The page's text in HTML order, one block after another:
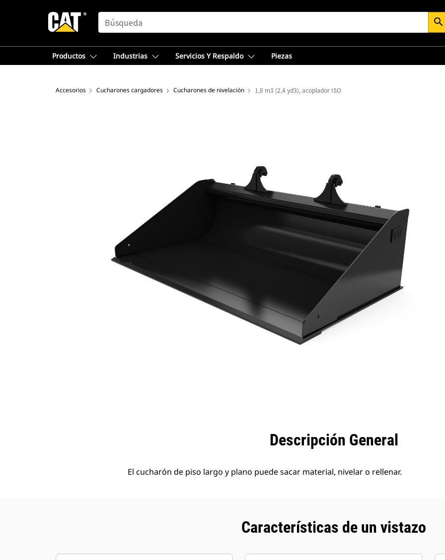
SEARCH search
Productos Industrias Servicios Y Respaldo Piezas
Accesorios Cucharones cargadores Cucharones de nivelación 1,8 m3 (2,4 yd3), acoplador ISO
Descripción General
El cucharón de piso largo y plano puede sacar material, nivelar o rellenar.
Características de un vistazo